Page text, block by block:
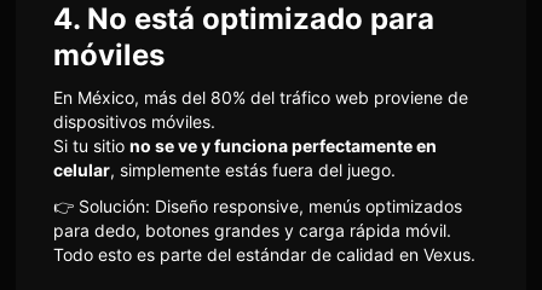
4. No está optimizado para
móviles
En México, más del 80% del tráfico web proviene de
dispositivos móviles.
Si tu sitio no se ve y funciona perfectamente en
celular, simplemente estás fuera del juego.
👉 Solución: Diseño responsive, menús optimizados
para dedo, botones grandes y carga rápida móvil.
Todo esto es parte del estándar de calidad en Vexus.